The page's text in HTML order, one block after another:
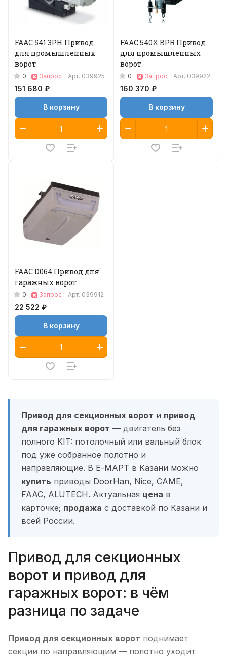
FAAC 541 3PH Привод
для промышленных
ворот
0 Запрос Арт. 039925
151 680 ₽
В корзину
FAAC 540X BPR Привод
для промышленных
ворот
0 Запрос Арт. 039922
160 370 ₽
В корзину
FAAC D064 Привод для
гаражных ворот
0 Запрос Арт. 039912
22 522 ₽
В корзину
Привод для секционных ворот и привод
для гаражных ворот — двигатель без
полного KIT: потолочный или вальный блок
под уже собранное полотно и
направляющие. В Е-МАРТ в Казани можно
купить приводы DoorHan, Nice, CAME,
FAAC, ALUTECH. Актуальная цена в
карточке; продажа с доставкой по Казани и
всей России.
Привод для секционных
ворот и привод для
гаражных ворот: в чём
разница по задаче
Привод для секционных ворот поднимает
секции по направляющим — полотно уходит